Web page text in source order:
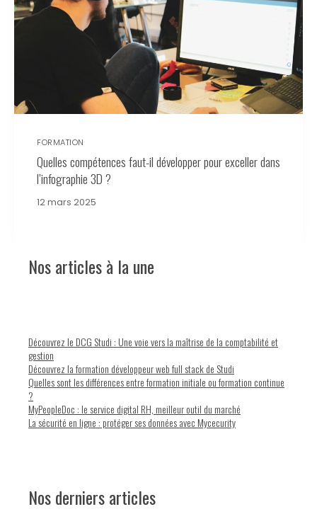
FORMATION
Quelles compétences faut-il développer pour exceller dans
l’infographie 3D ?
12 mars 2025
Nos articles à la une
Découvrez le DCG Studi : Une voie vers la maîtrise de la comptabilité et
gestion
Découvrez la formation développeur web full stack de Studi
Quelles sont les différences entre formation initiale ou formation continue
?
MyPeopleDoc : le service digital RH, meilleur outil du marché
La sécurité en ligne : protéger ses données avec Mycecurity
Nos derniers articles